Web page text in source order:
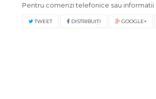
Pentru comenzi telefonice sau informatii
TWEET DISTRIBUIŢI GOOGLE+